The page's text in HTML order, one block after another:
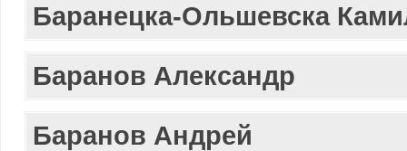
Баранецка-Ольшевска
Баранов Александр
Баранов Андрей